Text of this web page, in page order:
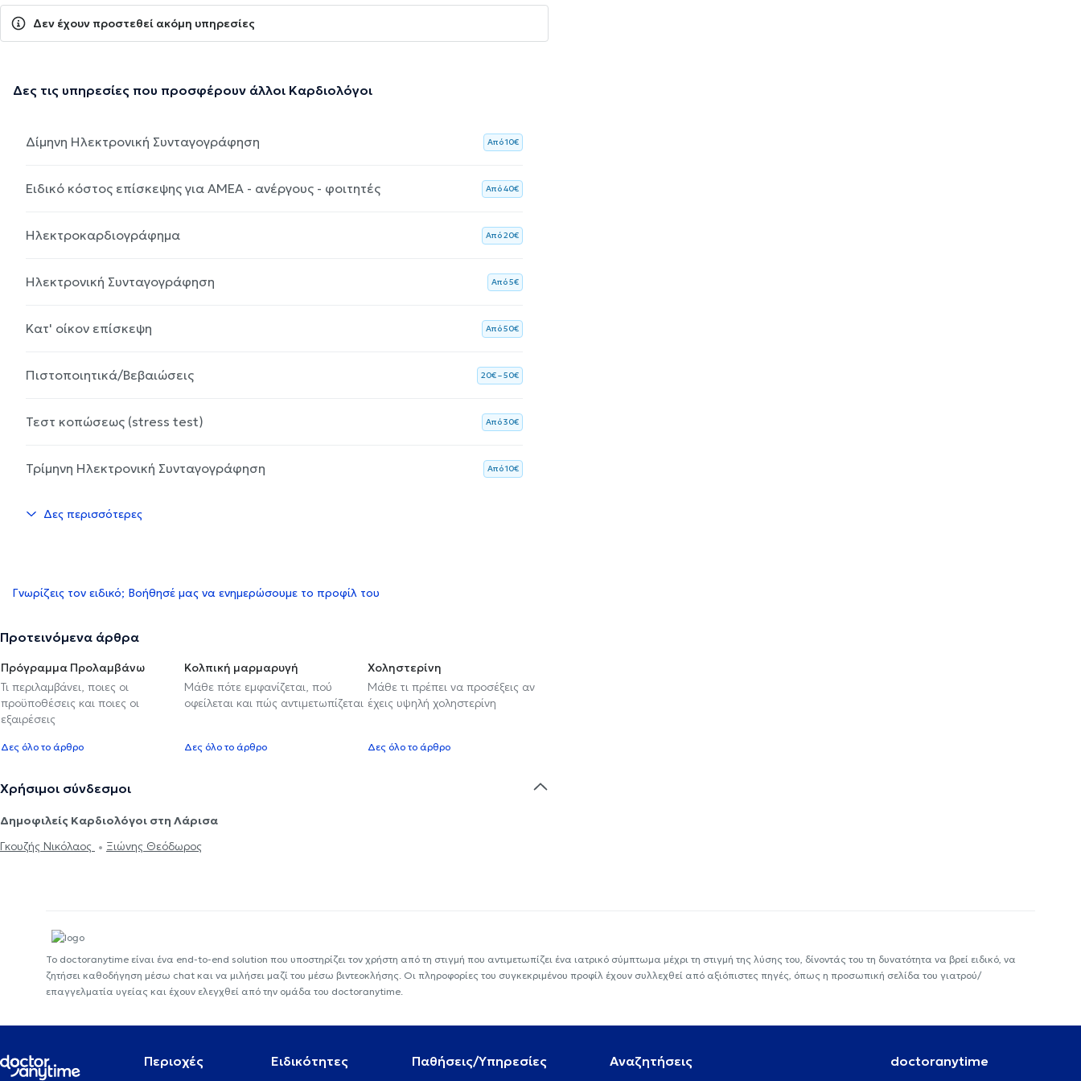
Δεν έχουν προστεθεί ακόμη υπηρεσίες
Δες τις υπηρεσίες που προσφέρουν άλλοι Καρδιολόγοι
Δίμηνη Ηλεκτρονική Συνταγογράφηση Aπό 10€
Ειδικό κόστος επίσκεψης για ΑΜΕΑ - ανέργους - φοιτητές Aπό 40€
Ηλεκτροκαρδιογράφημα Aπό 20€
Ηλεκτρονική Συνταγογράφηση Aπό 5€
Κατ' οίκον επίσκεψη Aπό 50€
Πιστοποιητικά/Βεβαιώσεις 20€ – 50€
Τεστ κοπώσεως (stress test) Aπό 30€
Τρίμηνη Ηλεκτρονική Συνταγογράφηση Aπό 10€
Δες περισσότερες
Γνωρίζεις τον ειδικό; Βοήθησέ μας να ενημερώσουμε το προφίλ του
Προτεινόμενα άρθρα
Πρόγραμμα Προλαμβάνω
Τι περιλαμβάνει, ποιες οι
προϋποθέσεις και ποιες οι
εξαιρέσεις
Δες όλο το άρθρο
Κολπική μαρμαρυγή
Μάθε πότε εμφανίζεται, πού
οφείλεται και πώς αντιμετωπίζεται
Δες όλο το άρθρο
Χοληστερίνη
Μάθε τι πρέπει να προσέξεις αν
έχεις υψηλή χοληστερίνη
Δες όλο το άρθρο
Χρήσιμοι σύνδεσμοι
Δημοφιλείς Καρδιολόγοι στη Λάρισα
Γκουζής Νικόλαος
Ξιώνης Θεόδωρος
Το doctoranytime είναι ένα end-to-end solution που υποστηρίζει τον χρήστη από τη στιγμή που αντιμετωπίζει ένα ιατρικό σύμπτωμα μέχρι τη στιγμή της λύσης του, δίνοντάς του τη δυνατότητα να βρεί ειδικό, να
ζητήσει καθοδήγηση μέσω chat και να μιλήσει μαζί του μέσω βιντεοκλήσης. Οι πληροφορίες του συγκεκριμένου προφίλ έχουν συλλεχθεί από αξιόπιστες πηγές, όπως η προσωπική σελίδα του γιατρού/
επαγγελματία υγείας και έχουν ελεγχθεί από την ομάδα του doctoranytime.
Περιοχές Ειδικότητες Παθήσεις/Υπηρεσίες Αναζητήσεις doctoranytime